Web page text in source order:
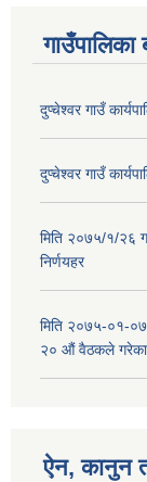
गाउँपालिका
दुप्चेश्वर गाउँ
दुप्चेश्वर गाउँ
मिति २०७५/१/२६
निर्णयहर
मिति २०७५-०१-०७
२० औं वैठकले गरेका
ऐन, कानुन